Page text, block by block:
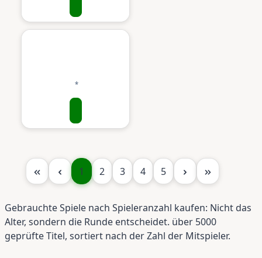
Seite
1 Seite
2 Seite
3 Seite
4 Seite
5
Gebrauchte Spiele nach Spieleranzahl kaufen: Nicht das
Alter, sondern die Runde entscheidet. über 5000
geprüfte Titel, sortiert nach der Zahl der Mitspieler.